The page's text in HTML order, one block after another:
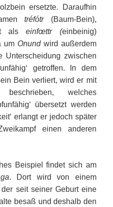
ersetzte. Daraufhin
tréfótr (Baum-Bein),
alseinfœttr (einbeinig)
um Onundwird außerdem
Unterscheidung zwischen
getroffen. In dem
Bein verliert, wird er mit
beschrieben, welches
übersetzt werden
erlangt er jedoch später
einen anderen
Beispiel findet sich am
. Dort wird von einem
seit seiner Geburt eine
besaß und deshalb den